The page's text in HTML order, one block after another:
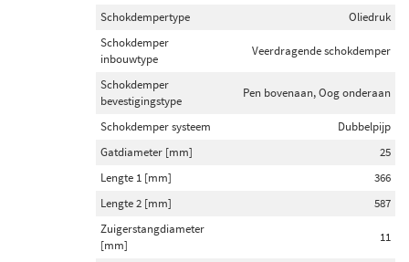
Schokdempertype
Oliedruk
Schokdemper
inbouwtype
Veerdragende schokdemper
Schokdemper
bevestigingstype
Pen bovenaan, Oog onderaan
Schokdemper systeem
Dubbelpijp
Gatdiameter [mm]
25
Lengte 1 [mm]
366
Lengte 2 [mm]
587
Zuigerstangdiameter
[mm]
11